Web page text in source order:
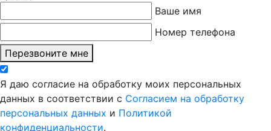
Ваше имя
Номер телефона
Перезвоните мне
Я даю согласие на обработку моих персональных
данных в соответствии с Согласием на обработку
персональных данных и Политикой
конфиденциальности.